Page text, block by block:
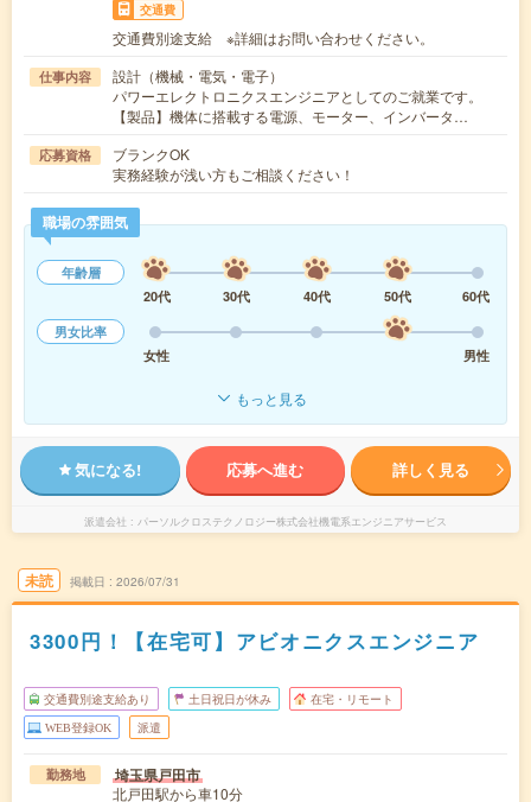
交通費
交通費別途支給 ※詳細はお問い合わせください。
仕事内容
設計（機械・電気・電子）
パワーエレクトロニクスエンジニアとしてのご就業です。
【製品】機体に搭載する電源、モーター、インバータ…
応募資格
ブランクOK
実務経験が浅い方もご相談ください！
職場の雰囲気
年齢層
20代
30代 40代 50代
60代
男女比率
女性
男性
もっと見る
気になる! 応募へ進む 詳しく見る
派遣会社 パーソルクロステクノロジー株式会社機電系エンジニアサービス
未読 掲載日 2026/07/31
3300円！【在宅可】アビオニクスエンジニア
交通費別途支給あり 土日祝日が休み 在宅・リモート
WEB登録OK 派遣
勤務地 埼玉県戸田市
北戸田駅から車10分